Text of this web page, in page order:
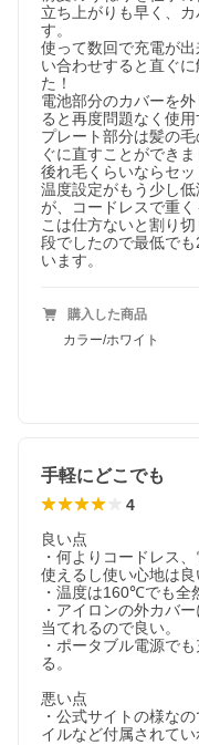
立ち上がりも早く、
す。
使って数回で充電が
い合わせすると直ぐ
た！
電池部分のカバーを
ると再度問題なく使
プレート部分は髪の
ぐに直すことができま
後れ毛くらいならセッ
温度設定がもう少し
が、コードレスで重
こは仕方ないと割り
段でしたので最低で
購入した商品
カラー/ホワイト
手軽にどこでも
4
良い点
・何よりコードレス
使えるし使い心地は良
・温度は160℃でも全
・アイロンの外カバ
当てれるので良い。
・ポータブル電源で
る。
悪い点
・公式サイトの様な
イルなど付属されてい